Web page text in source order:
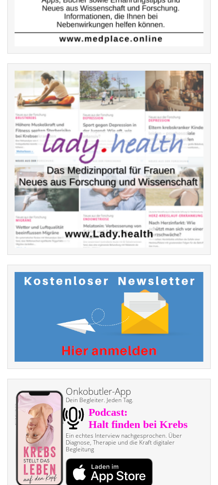
Onkobutler-App
Dein Begleiter. Jeden Tag.
Ein echtes Interview nach­gesprochen. Über
Diagnose, Therapie und die Kraft digitaler
Begleitung